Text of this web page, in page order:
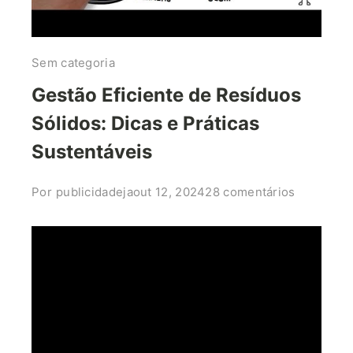
Sem categoria
Gestão Eficiente de Resíduos
Sólidos: Dicas e Práticas
Sustentáveis
Por publicidadejaout 12, 202428 comentários